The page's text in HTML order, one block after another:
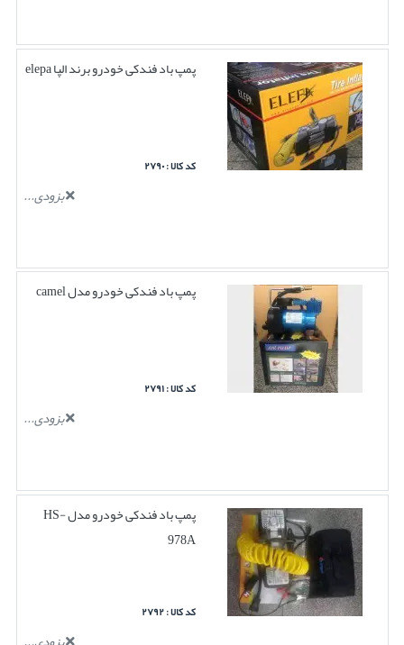
پمپ باد فندکی خودرو برند الپا elepa
کد کالا : ۲۷۹۰
بزودی...
پمپ باد فندکی خودرو مدل camel
کد کالا : ۲۷۹۱
بزودی...
پمپ باد فندکی خودرو مدل HS-
978A
کد کالا : ۲۷۹۲